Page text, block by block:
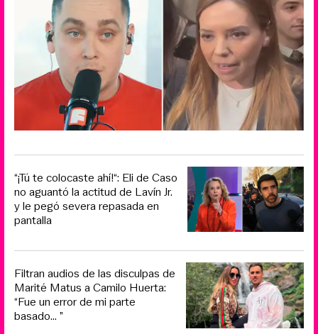
“¡Tú te colocaste ahí!“: Eli de Caso
no aguantó la actitud de Lavín Jr.
y le pegó severa repasada en
pantalla
Filtran audios de las disculpas de
Marité Matus a Camilo Huerta:
“Fue un error de mi parte
basado... ”